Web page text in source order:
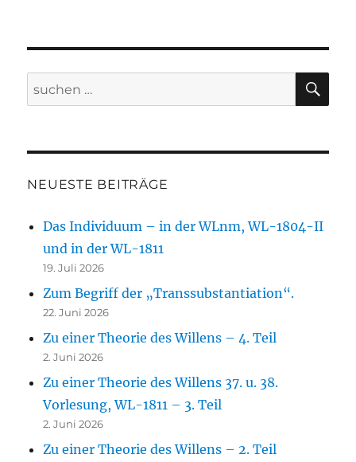
Suche
nach:
NEUESTE BEITRÄGE
Das Individuum – in der WLnm, WL-1804-II
und in der WL-1811
19. Juli 2026
Zum Begriff der „Transsubstantiation“.
22. Juni 2026
Zu einer Theorie des Willens – 4. Teil
2. Juni 2026
Zu einer Theorie des Willens 37. u. 38.
Vorlesung, WL-1811 – 3. Teil
2. Juni 2026
Zu einer Theorie des Willens – 2. Teil